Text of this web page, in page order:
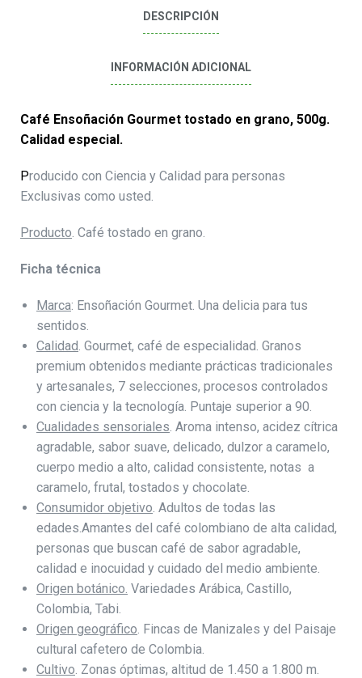
DESCRIPCIÓN
INFORMACIÓN ADICIONAL
Café Ensoñación Gourmet tostado en grano, 500g.
Calidad especial.
Producido con Ciencia y Calidad para personas
Exclusivas como usted.
Producto. Café tostado en grano.
Ficha técnica
Marca: Ensoñación Gourmet. Una delicia para tus
sentidos.
Calidad. Gourmet, café de especialidad. Granos
premium obtenidos mediante prácticas tradicionales
y artesanales, 7 selecciones, procesos controlados
con ciencia y la tecnología. Puntaje superior a 90.
Cualidades sensoriales. Aroma intenso, acidez cítrica
agradable, sabor suave, delicado, dulzor a caramelo,
cuerpo medio a alto, calidad consistente, notas a
caramelo, frutal, tostados y chocolate.
Consumidor objetivo. Adultos de todas las
edades.Amantes del café colombiano de alta calidad,
personas que buscan café de sabor agradable,
calidad e inocuidad y cuidado del medio ambiente.
Origen botánico. Variedades Arábica, Castillo,
Colombia, Tabi.
Origen geográfico. Fincas de Manizales y del Paisaje
cultural cafetero de Colombia.
Cultivo. Zonas óptimas, altitud de 1.450 a 1.800 m.